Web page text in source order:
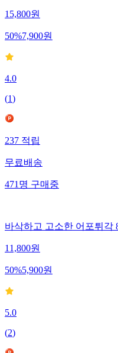
15,800원
50%7,900원
4.0
(1)
237적립
무료배송
471명구매중
바삭하고 고소한 어포튀각
11,800원
50%5,900원
5.0
(2)